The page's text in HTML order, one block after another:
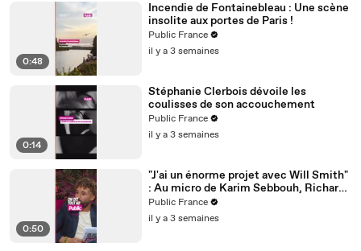
0:48
Incendie de Fontainebleau : Une scène
insolite aux portes de Paris !
Public France
il y a 3 semaines
0:14
Stéphanie Clerbois dévoile les
coulisses de son accouchement
Public France
il y a 3 semaines
0:50
"J'ai un énorme projet avec Will Smith"
: Au micro de Karim Sebbouh, Richard
Orlinski dit tout au Public
Public France
il y a 3 semaines